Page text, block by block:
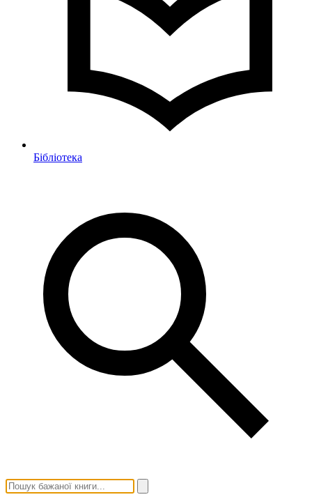
Бібліотека